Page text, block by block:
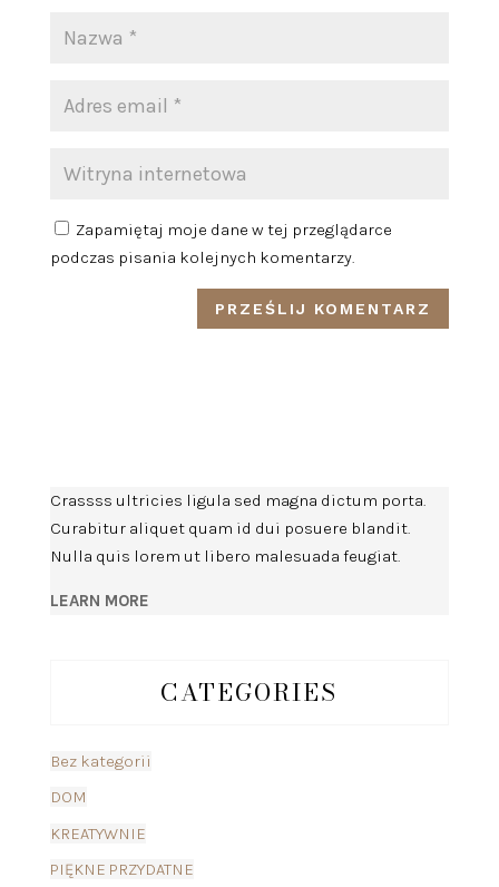
Zapamiętaj moje dane w tej przeglądarce
podczas pisania kolejnych komentarzy.
Crassss ultricies ligula sed magna dictum porta.
Curabitur aliquet quam id dui posuere blandit.
Nulla quis lorem ut libero malesuada feugiat.
LEARN MORE
CATEGORIES
Bez kategorii
DOM
KREATYWNIE
PIĘKNE PRZYDATNE